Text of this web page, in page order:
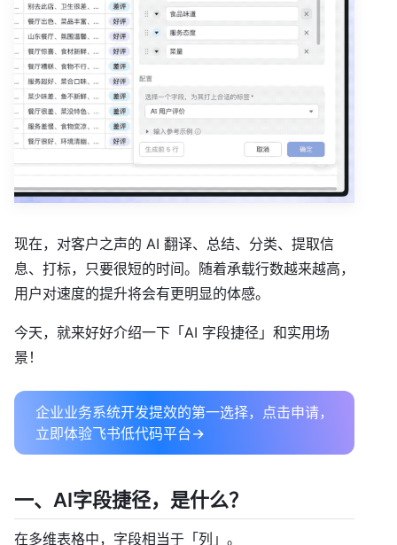
现在，对客户之声的 AI 翻译、总结、分类、提取信
息、打标，只要很短的时间。随着承载行数越来越高，
用户对速度的提升将会有更明显的体感。
今天，就来好好介绍一下「AI 字段捷径」和实用场
景！
企业业务系统开发提效的第一选择，点击申请，
立即体验飞书低代码平台→
一、AI字段捷径，是什么？
在多维表格中，字段相当于「列」。